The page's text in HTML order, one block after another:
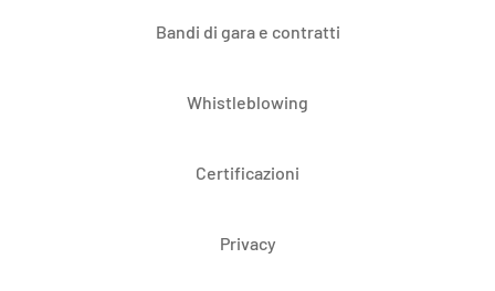
Bandi di gara e contratti
Whistleblowing
Certificazioni
Privacy